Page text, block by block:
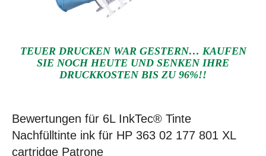
TEUER DRUCKEN WAR GESTERN… KAUFEN
SIE NOCH HEUTE UND SENKEN IHRE
DRUCKKOSTEN BIS ZU 96%!!
Bewertungen für 6L InkTec® Tinte
Nachfülltinte ink für HP 363 02 177 801 XL
cartridge Patrone